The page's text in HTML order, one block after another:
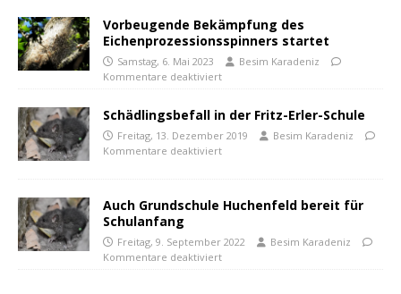
Vorbeugende Bekämpfung des
Eichenprozessionsspinners startet
Samstag, 6. Mai 2023
Besim Karadeniz
Kommentare deaktiviert
Schädlingsbefall in der Fritz-Erler-Schule
Freitag, 13. Dezember 2019
Besim Karadeniz
Kommentare deaktiviert
Auch Grundschule Huchenfeld bereit für
Schulanfang
Freitag, 9. September 2022
Besim Karadeniz
Kommentare deaktiviert